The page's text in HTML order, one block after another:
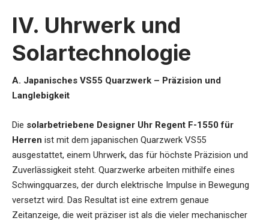
IV. Uhrwerk und
Solartechnologie
A. Japanisches VS55 Quarzwerk – Präzision und
Langlebigkeit
Die solarbetriebene Designer Uhr Regent F-1550 für
Herren ist mit dem japanischen Quarzwerk VS55
ausgestattet, einem Uhrwerk, das für höchste Präzision und
Zuverlässigkeit steht. Quarzwerke arbeiten mithilfe eines
Schwingquarzes, der durch elektrische Impulse in Bewegung
versetzt wird. Das Resultat ist eine extrem genaue
Zeitanzeige, die weit präziser ist als die vieler mechanischer